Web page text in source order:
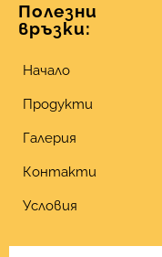
Полезни
връзки:
Начало
Продукти
Галерия
Контакти
Условия